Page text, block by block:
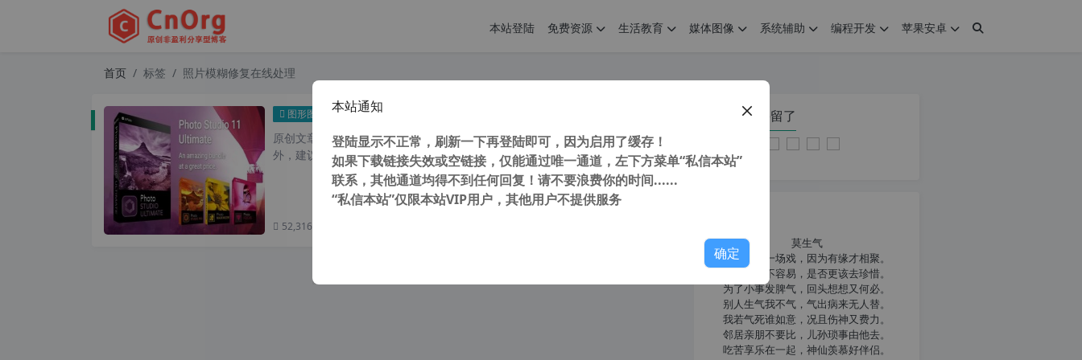
本站登陆 免费资源 生活教育 媒体图像 系统辅助 编程开发 苹果安卓
首页 标签 照片模糊修复在线处理
图形图像 傻瓜式 一键抠图 无损放大 照片裁剪 图片修复软件 InPixio Photo Studio Ultimate 12 汉化中文版 （含使用教程）
原创文章，转载请注明： 转载自 cnorg.12hp.de 注意： 由于网站空间位于国
外，建议避开晚上的访问高...
52,316 次浏览
您在本页停留了
莫生气
人生就像一场戏，因为有缘才相聚。
相扶到老不容易，是否更该去珍惜。
为了小事发脾气，回头想想又何必。
别人生气我不气，气出病来无人替。
我若气死谁如意，况且伤神又费力。
邻居亲朋不要比，儿孙琐事由他去。
吃苦享乐在一起，神仙羡慕好伴侣。
本站通知
登陆显示不正常，刷新一下再登陆即可，因为启用了缓存！
如果下载链接失效或空链接，仅能通过唯一通道，左下方菜单“私信本站”
联系，其他通道均得不到任何回复！请不要浪费你的时间......
“私信本站”仅限本站VIP用户，其他用户不提供服务
确定